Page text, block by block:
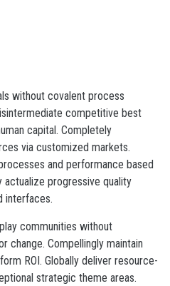
without covalent process
competitive best
capital. Completely
via customized markets.
and performance based
actualize progressive quality
interfaces.
communities without
change. Compellingly maintain
ROI. Globally deliver resource-
strategic theme areas.